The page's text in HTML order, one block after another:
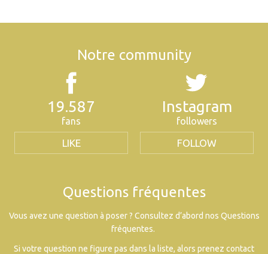
Notre community
19.587
fans
LIKE
Instagram
followers
FOLLOW
Questions fréquentes
Vous avez une question à poser ? Consultez d’abord nos Questions
fréquentes.
Si votre question ne figure pas dans la liste, alors prenez contact